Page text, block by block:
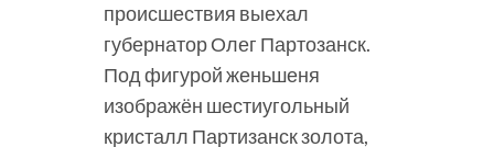
происшествия выехал
губернатор Олег Партозанск.
Под фигурой женьшеня
изображён шестиугольный
кристалл Партизанск золота,